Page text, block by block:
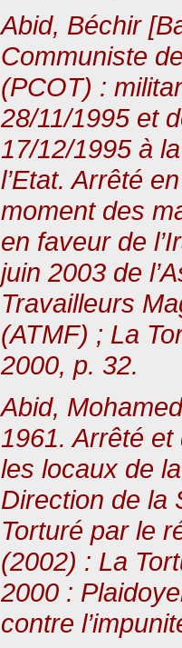
Abid, Béchir
Communiste
(PCOT) :
28/11/1995 et
17/12/1995 à
l’Etat. Arrêté
moment des
en faveur de
juin 2003 de
Travailleurs
(ATMF) ; La
2000, p. 32.
Abid,
1961. Arrêté
les locaux de
Direction de la
Torturé par le
(2002) : La
2000 :
contre